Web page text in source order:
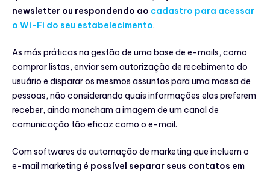
newsletter ou respondendo ao cadastro para acessar
o Wi-Fi do seu estabelecimento.
As más práticas na gestão de uma base de e-mails, como
comprar listas, enviar sem autorização de recebimento do
usuário e disparar os mesmos assuntos para uma massa de
pessoas, não considerando quais informações elas preferem
receber, ainda mancham a imagem de um canal de
comunicação tão eficaz como o e-mail.
Com softwares de automação de marketing que incluem o
e-mail marketing é possível separar seus contatos em